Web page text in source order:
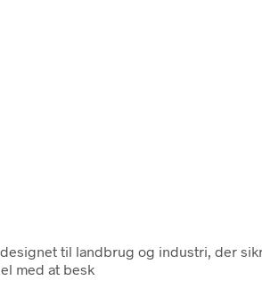
designet til landbrug og industri, der
med at besk